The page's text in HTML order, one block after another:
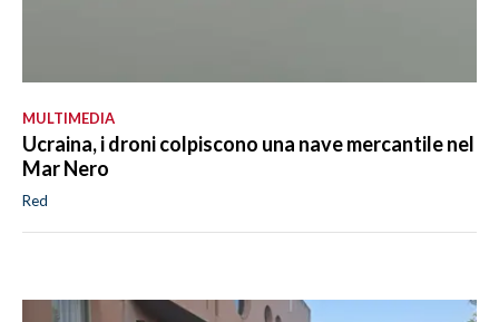
MULTIMEDIA
Ucraina, i droni colpiscono una nave mercantile nel
Mar Nero
Red